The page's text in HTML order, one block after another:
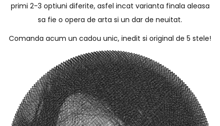
primi 2-3 optiuni diferite, asfel incat varianta finala aleasa
sa fie o opera de arta si un dar de neuitat.
Comanda acum un cadou unic, inedit si original de 5 stele!